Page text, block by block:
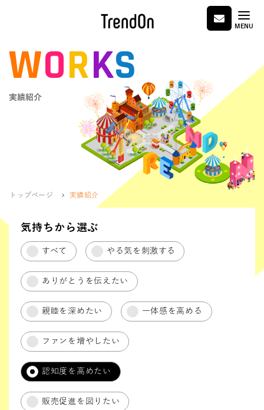
MENU
WORKS
実績紹介
トップページ 実績紹介
気持ちから選ぶ
すべて やる気を刺激する
ありがとうを伝えたい
親睦を深めたい 一体感を高める
ファンを増やしたい
認知度を高めたい
販売促進を図りたい